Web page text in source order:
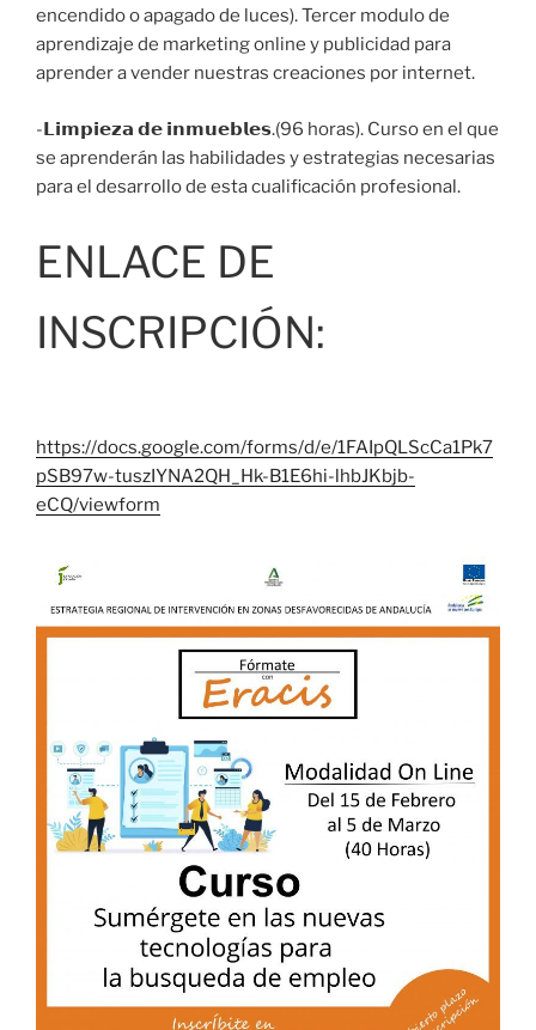
encendido o apagado de luces). Tercer modulo de
aprendizaje de marketing online y publicidad para
aprender a vender nuestras creaciones por internet.
-𝗟𝗶𝗺𝗽𝗶𝗲𝘇𝗮 𝗱𝗲 𝗶𝗻𝗺𝘂𝗲𝗯𝗹𝗲𝘀.(96 horas). Curso en el que
se aprenderán las habilidades y estrategias necesarias
para el desarrollo de esta cualificación profesional.
ENLACE DE
INSCRIPCIÓN:
https://docs.google.com/forms/d/e/1FAIpQLScCa1Pk7
pSB97w-tuszIYNA2QH_Hk-B1E6hi-lhbJKbjb-
eCQ/viewform